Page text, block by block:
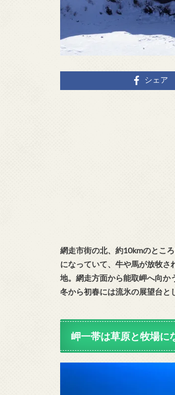
シェア
網走市街の北、約10kmのとこ
になっていて、牛や馬が放牧
地。網走方面から能取岬へ向か
冬から初春には流氷の展望台と
岬一帯は草原と牧場に